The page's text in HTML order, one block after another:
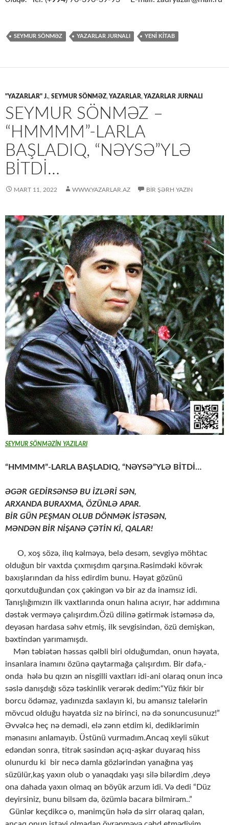
SEYMUR SÖNMƏZ YAZARLAR JURNALI YENİ KİTAB
"YAZARLAR" J., SEYMUR SÖNMƏZ,YAZARLAR,YAZARLAR JURNALI
SEYMUR SÖNMƏZ –
“HMMMM”-LARLA
BAŞLADIQ, “NƏYSƏ”YLƏ
BİTDİ…
MART 11, 2022 WWW.YAZARLAR.AZ BIR ŞƏRH YAZIN
SEYMUR SÖNMƏZİN YAZILARI
“HMMMM”-LARLA BAŞLADIQ, “NƏYSƏ”YLƏ BİTDİ…
ƏGƏR GEDİRSƏNSƏ BU İZLƏRİ SƏN,
ARXANDA BURAXMA, ÖZÜNLƏ APAR.
BİR GÜN PEŞMAN OLUB DÖNMƏK İSTƏSƏN,
MƏNDƏN BİR NİŞANƏ ÇƏTİN Kİ, QALAR!
O, xoş sözə, ilıq kəlməyə, belə desəm, sevgiyə möhtac
olduğun bir vaxtda çıxmışdım qarşına.Rəsimdəki kövrək
baxışlarından da hiss edirdim bunu. Həyat gözünü
qorxutduğundan çox çəkingən və bir az da inamsız idi.
Tanışlığımızın ilk vaxtlarında onun halına acıyır, hər addımına
dəstək verməyə çalışırdım.Özü dilinə gətirmək istəməsə də,
deyəsən hardasa səhv etmiş, ilk sevgisindən, özü demişkən,
bəxtindən yarımamışdı.
Mən təbiətən həssas qəlbli biri olduğumdan, onun həyata,
insanlara inamını özünə qaytarmağa çalışırdım. Bir dəfə,-
onda hələ bu qızın ən nisgilli vaxtları idi-ani olaraq onun incə
səslə danışdığı sözə təskinlik verərək dedim:“Yüz fikir bir
borcu ödəməz, yadınızda saxlayın ki, bu amansız talelərin
mövcud olduğu həyatda siz nə birinci, nə də sonuncusunuz!”
Əvvəlcə heç nə demədi, elə zənn etdim ki, dediklərimin
mənasını anlamayıb. Üstünü vurmadım.Ancaq xeyli sükut
edəndən sonra, titrək səsindən açıq-aşkar duyaraq hiss
olunurdu ki bir necə damla gözlərindən yanağına yaş
süzülür,kaş yaxın olub o yanaqdakı yaşı silə bilərdim ,deyə
ona dahada yaxın olmaq ən böyük arzum idi. Və dedi “Düz
deyirsiniz, bunu bilsəm də, özümlə bacara bilmirəm..”
Günlər keçdikcə o, mənimçün hələ də sirr olaraq qalan,